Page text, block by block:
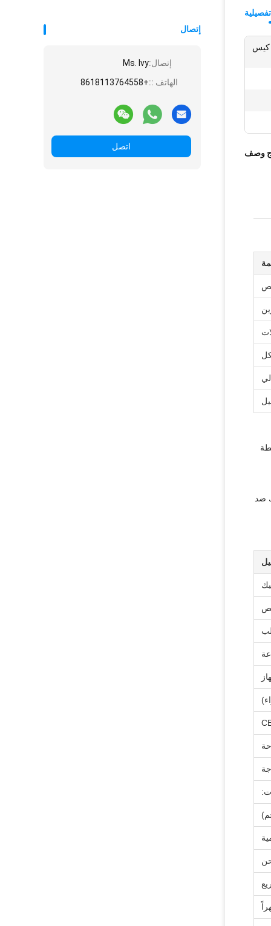
إتصال
إتصال:Ms. Ivy
الهاتف ::+8618113764558
اتصل
كيس
وصف
ضد